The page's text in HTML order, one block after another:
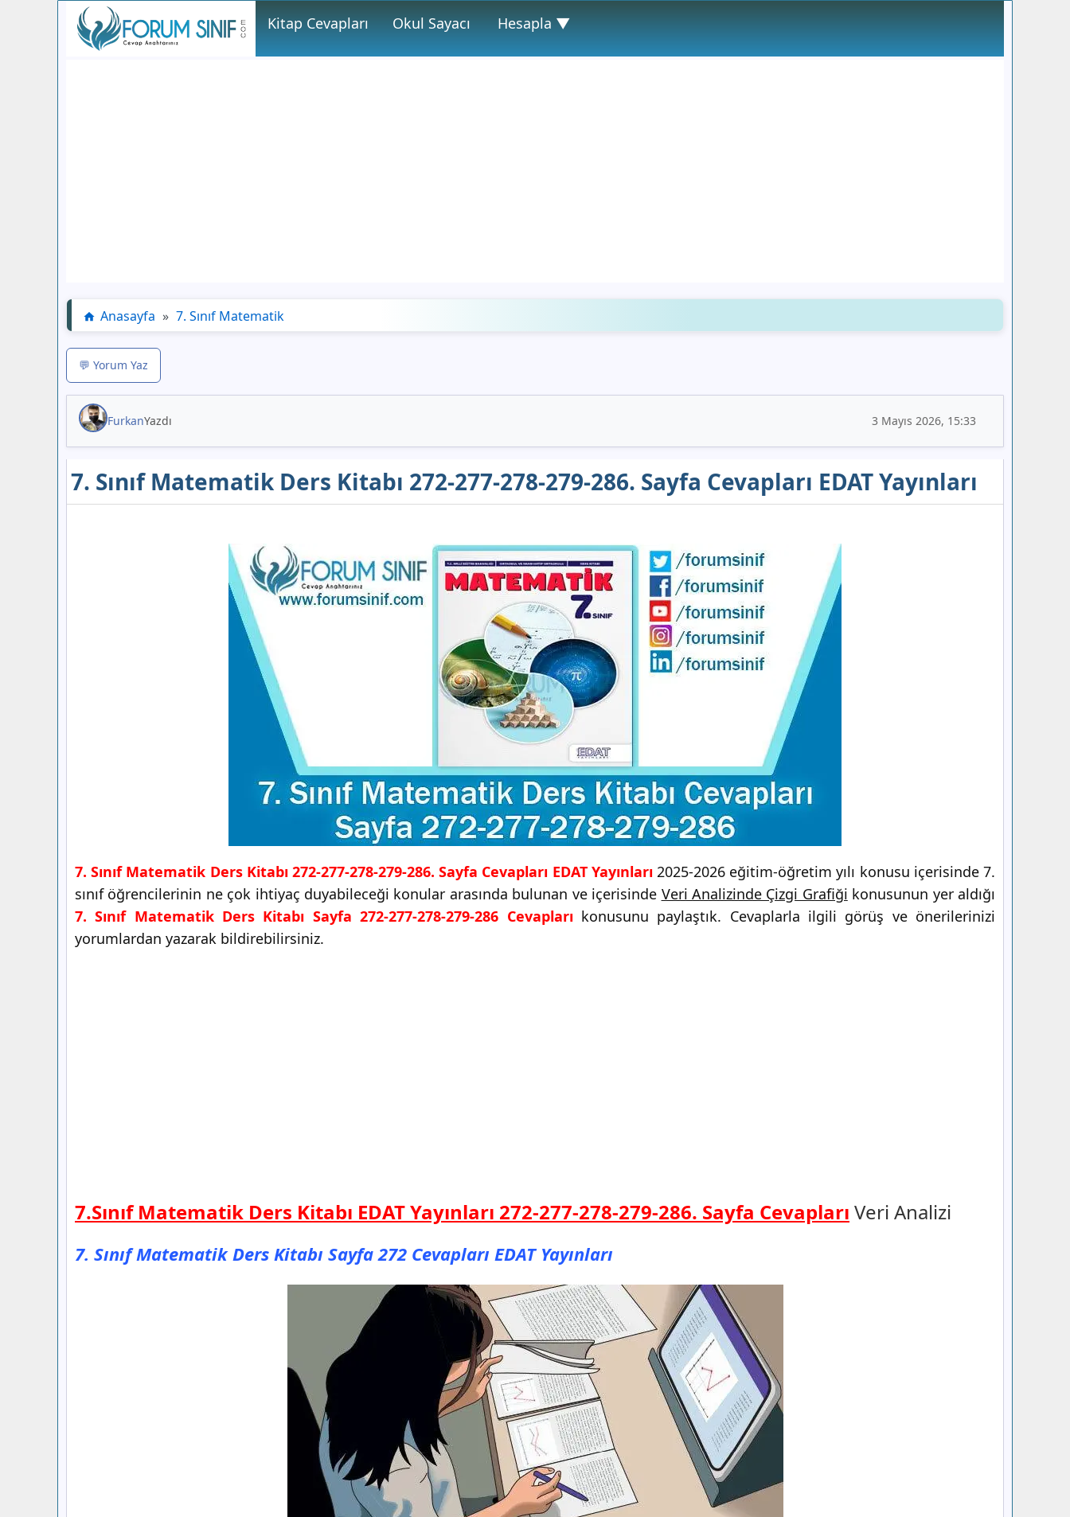
Kitap Cevapları Okul Sayacı Hesapla ▼
Anasayfa » 7. Sınıf Matematik
💬 Yorum Yaz
FurkanYazdı 3 Mayıs 2026, 15:33
7. Sınıf Matematik Ders Kitabı 272-277-278-279-286. Sayfa Cevapları EDAT Yayınları
7. Sınıf Matematik Ders Kitabı 272-277-278-279-286. Sayfa Cevapları EDAT Yayınları2025-2026 eğitim-öğretim yılı konusu içerisinde 7.
sınıf öğrencilerinin ne çok ihtiyaç duyabileceği konular arasında bulunan ve içerisinde Veri Analizinde Çizgi Grafiği konusunun yer aldığı
7. Sınıf Matematik Ders Kitabı Sayfa 272-277-278-279-286 Cevaplarıkonusunu paylaştık. Cevaplarla ilgili görüş ve önerilerinizi
yorumlardan yazarak bildirebilirsiniz.
7.Sınıf Matematik Ders Kitabı EDAT Yayınları 272-277-278-279-286. Sayfa Cevapları Veri Analizi
7. Sınıf Matematik Ders Kitabı Sayfa 272 Cevapları EDAT Yayınları